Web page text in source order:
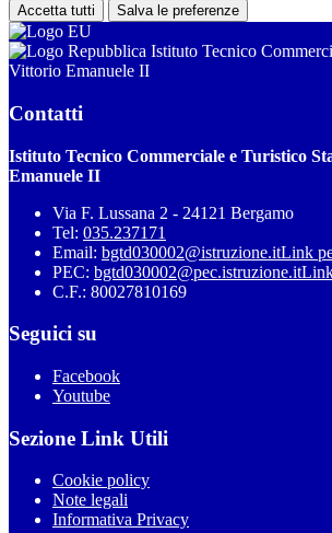
Accetta tutti Salva le preferenze
Istituto Tecnico
Vittorio Emanuele II
Contatti
Istituto Tecnico Commerciale e Turistico
Emanuele II
Via F. Lussana 2 - 24121 Bergamo
Tel: 035.237171
Email: bgtd030002@istruzione.itLink
PEC: bgtd030002@pec.istruzione.it
C.F.: 80027810169
Seguici su
Facebook
Youtube
Sezione Link Utili
Cookie policy
Note legali
Informativa Privacy